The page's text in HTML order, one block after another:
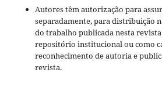
Autores têm autorização para
separadamente, para distribuição
do trabalho publicada nesta
repositório institucional ou como
reconhecimento de autoria e
revista.